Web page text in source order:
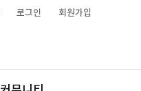
로그인 회원가입